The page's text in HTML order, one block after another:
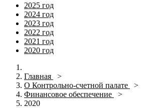
2025 год
2024 год
2023 год
2022 год
2021 год
2020 год
Главная
>
О Контрольно-счетной палате
>
Финансовое обеспечение
>
2020